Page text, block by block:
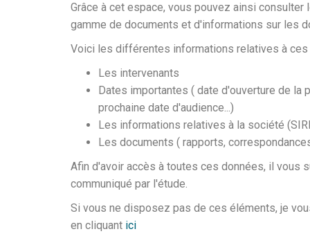
Grâce à cet espace, vous pouvez ainsi
gamme de documents et d'informations sur les
Voici les différentes informations relatives à ces
Les intervenants
Dates importantes ( date d'ouverture de la
prochaine date d'audience...)
Les informations relatives à la société
Les documents ( rapports,
Afin d'avoir accès à toutes ces données, il vous
communiqué par l'étude.
Si vous ne disposez pas de ces éléments, je
en cliquant ici